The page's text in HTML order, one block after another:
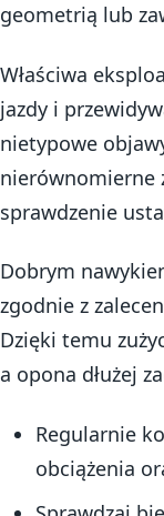
geometrią lub
Właściwa
jazdy i
nietypowe
nierównomierne
sprawdzenie
Dobrym
zgodnie z
Dzięki temu
a opona dłużej
Regularnie
obciążenia